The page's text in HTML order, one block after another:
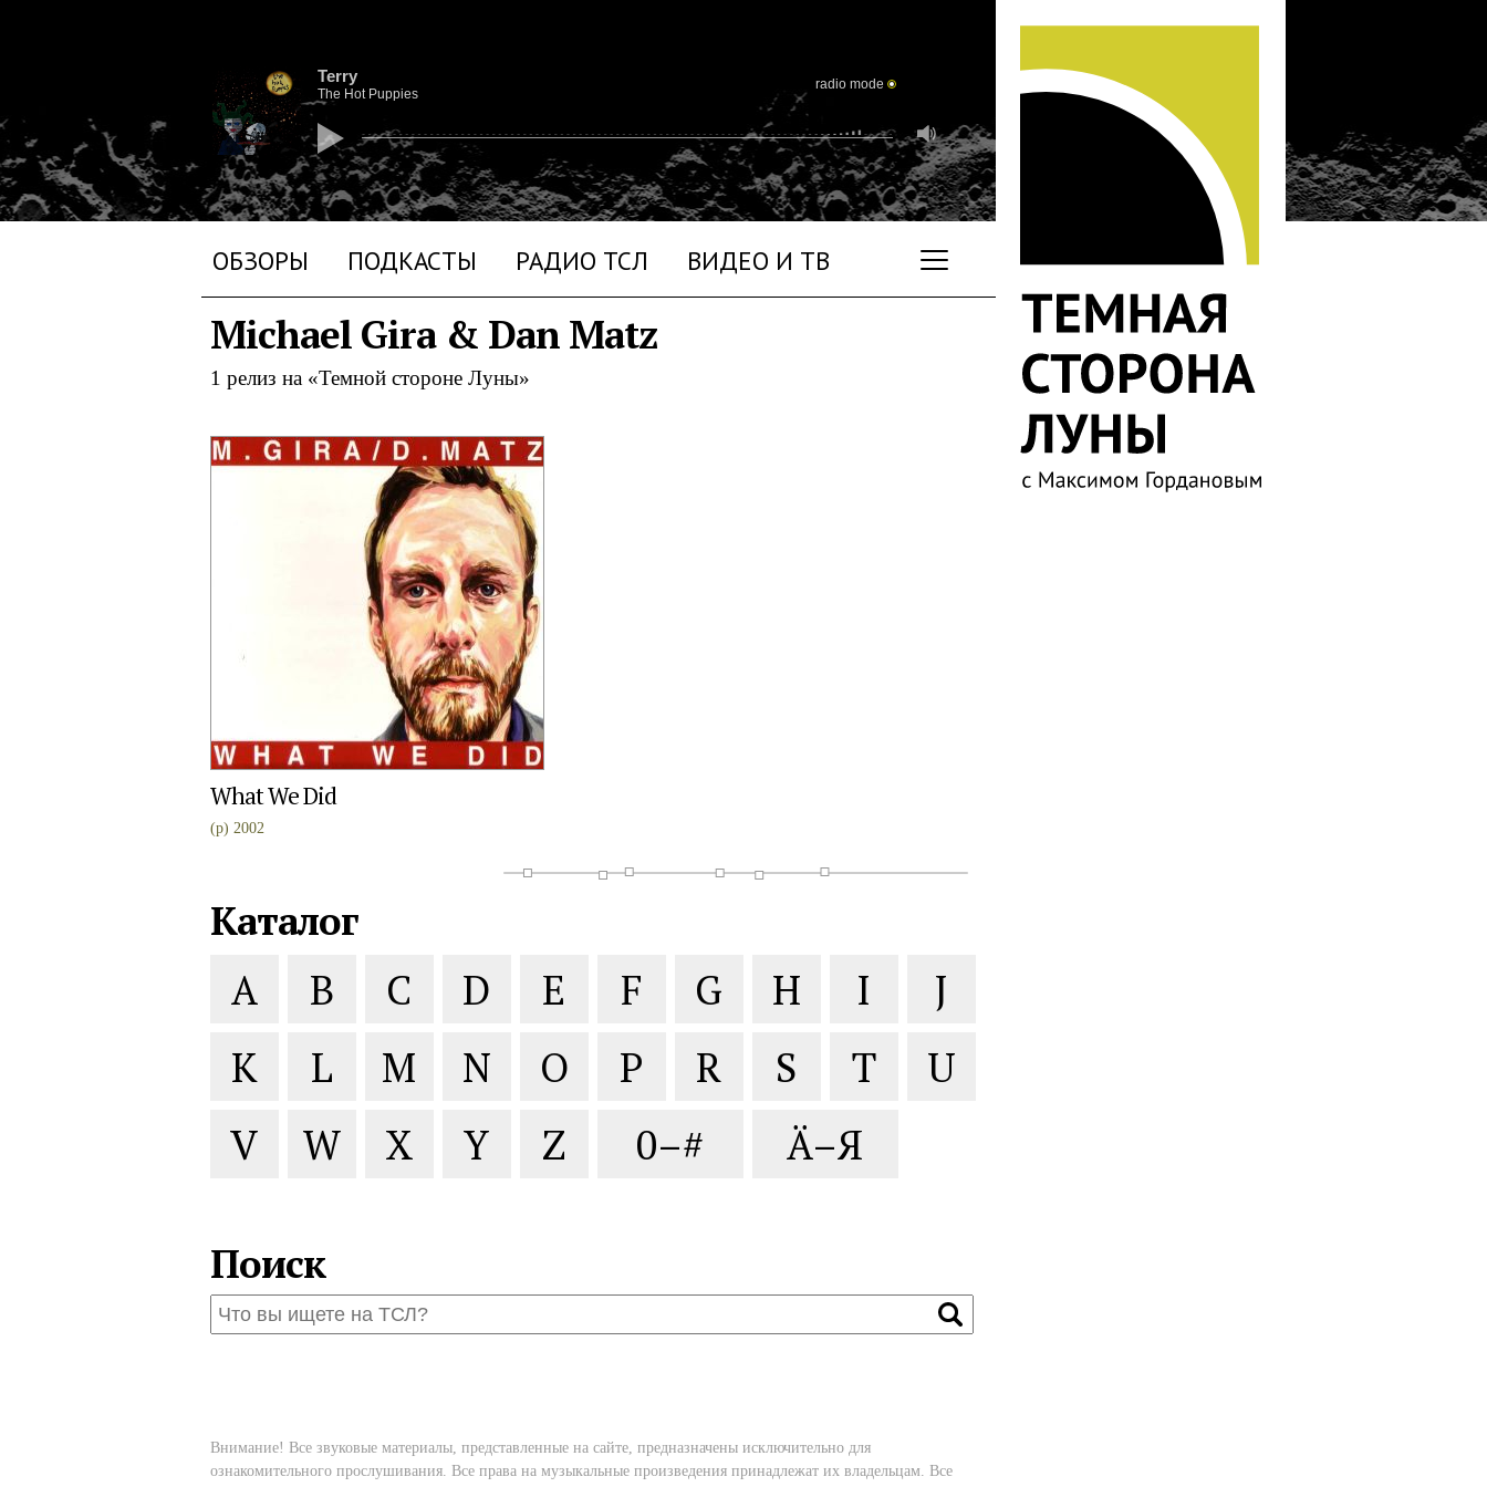
ОБЗОРЫ ПОДКАСТЫ РАДИО ТСЛ ВИДЕО И ТВ
Terry
The Hot Puppies
radio mode
Michael Gira & Dan Matz
1 релиз на «Темной стороне Луны»
What We Did
(p) 2002
Каталог
A B C D E F G H I
J
K
L M N O P R S T
U
V
W X Y Z 0–# Ä–Я
Поиск
Внимание! Все звуковые материалы, представленные на сайте, предназначены исключительно для
ознакомительного прослушивания. Все права на музыкальные произведения принадлежат их владельцам. Все